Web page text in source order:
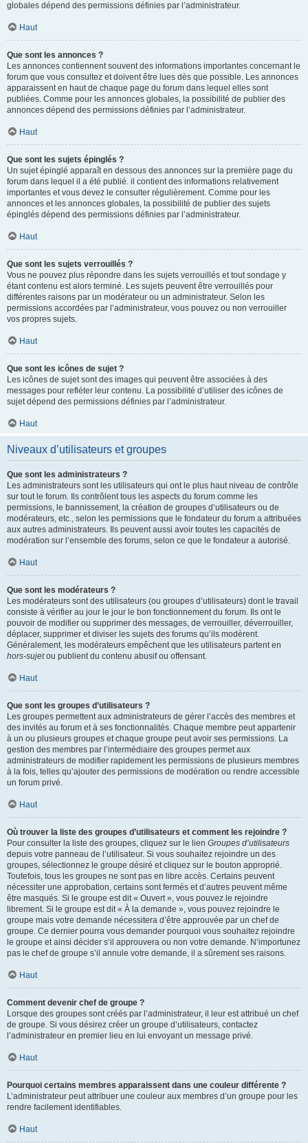
globales dépend des permissions définies par l’administrateur.
Haut
Que sont les annonces ?
Les annonces contiennent souvent des informations importantes concernant le
forum que vous consultez et doivent être lues dès que possible. Les annonces
apparaissent en haut de chaque page du forum dans lequel elles sont
publiées. Comme pour les annonces globales, la possibilité de publier des
annonces dépend des permissions définies par l’administrateur.
Haut
Que sont les sujets épinglés ?
Un sujet épinglé apparaît en dessous des annonces sur la première page du
forum dans lequel il a été publié. il contient des informations relativement
importantes et vous devez le consulter régulièrement. Comme pour les
annonces et les annonces globales, la possibilité de publier des sujets
épinglés dépend des permissions définies par l’administrateur.
Haut
Que sont les sujets verrouillés ?
Vous ne pouvez plus répondre dans les sujets verrouillés et tout sondage y
étant contenu est alors terminé. Les sujets peuvent être verrouillés pour
différentes raisons par un modérateur ou un administrateur. Selon les
permissions accordées par l’administrateur, vous pouvez ou non verrouiller
vos propres sujets.
Haut
Que sont les icônes de sujet ?
Les icônes de sujet sont des images qui peuvent être associées à des
messages pour refléter leur contenu. La possibilité d’utiliser des icônes de
sujet dépend des permissions définies par l’administrateur.
Haut
Niveaux d’utilisateurs et groupes
Que sont les administrateurs ?
Les administrateurs sont les utilisateurs qui ont le plus haut niveau de contrôle
sur tout le forum. Ils contrôlent tous les aspects du forum comme les
permissions, le bannissement, la création de groupes d’utilisateurs ou de
modérateurs, etc., selon les permissions que le fondateur du forum a attribuées
aux autres administrateurs. Ils peuvent aussi avoir toutes les capacités de
modération sur l’ensemble des forums, selon ce que le fondateur a autorisé.
Haut
Que sont les modérateurs ?
Les modérateurs sont des utilisateurs (ou groupes d’utilisateurs) dont le travail
consiste à vérifier au jour le jour le bon fonctionnement du forum. Ils ont le
pouvoir de modifier ou supprimer des messages, de verrouiller, déverrouiller,
déplacer, supprimer et diviser les sujets des forums qu’ils modèrent.
Généralement, les modérateurs empêchent que les utilisateurs partent en
hors-sujetou publient du contenu abusif ou offensant.
Haut
Que sont les groupes d’utilisateurs ?
Les groupes permettent aux administrateurs de gérer l’accès des membres et
des invités au forum et à ses fonctionnalités. Chaque membre peut appartenir
à un ou plusieurs groupes et chaque groupe peut avoir ses permissions. La
gestion des membres par l’intermédiaire des groupes permet aux
administrateurs de modifier rapidement les permissions de plusieurs membres
à la fois, telles qu’ajouter des permissions de modération ou rendre accessible
un forum privé.
Haut
Où trouver la liste des groupes d’utilisateurs et comment les rejoindre ?
Pour consulter la liste des groupes, cliquez sur le lien Groupes d’utilisateurs
depuis votre panneau de l’utilisateur. Si vous souhaitez rejoindre un des
groupes, sélectionnez le groupe désiré et cliquez sur le bouton approprié.
Toutefois, tous les groupes ne sont pas en libre accès. Certains peuvent
nécessiter une approbation, certains sont fermés et d’autres peuvent même
être masqués. Si le groupe est dit « Ouvert », vous pouvez le rejoindre
librement. Si le groupe est dit « À la demande », vous pouvez rejoindre le
groupe mais votre demande nécessitera d’être approuvée par un chef de
groupe. Ce dernier pourra vous demander pourquoi vous souhaitez rejoindre
le groupe et ainsi décider s’il approuvera ou non votre demande. N’importunez
pas le chef de groupe s’il annule votre demande, il a sûrement ses raisons.
Haut
Comment devenir chef de groupe ?
Lorsque des groupes sont créés par l’administrateur, il leur est attribué un chef
de groupe. Si vous désirez créer un groupe d’utilisateurs, contactez
l’administrateur en premier lieu en lui envoyant un message privé.
Haut
Pourquoi certains membres apparaissent dans une couleur différente ?
L’administrateur peut attribuer une couleur aux membres d’un groupe pour les
rendre facilement identifiables.
Haut